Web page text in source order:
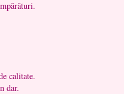
calitate.
dar.